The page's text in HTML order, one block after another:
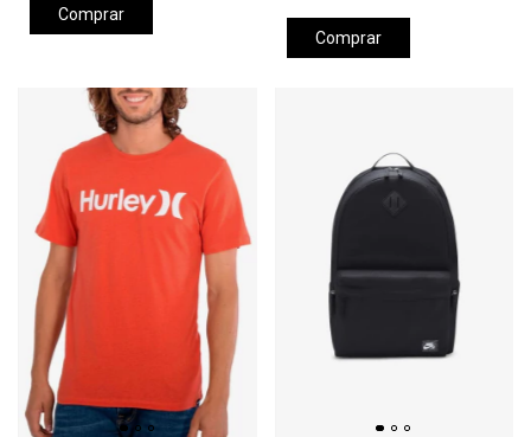
Comprar
Comprar